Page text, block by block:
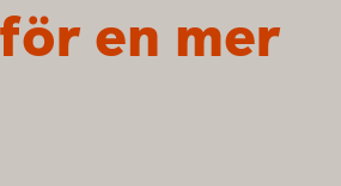
en mer